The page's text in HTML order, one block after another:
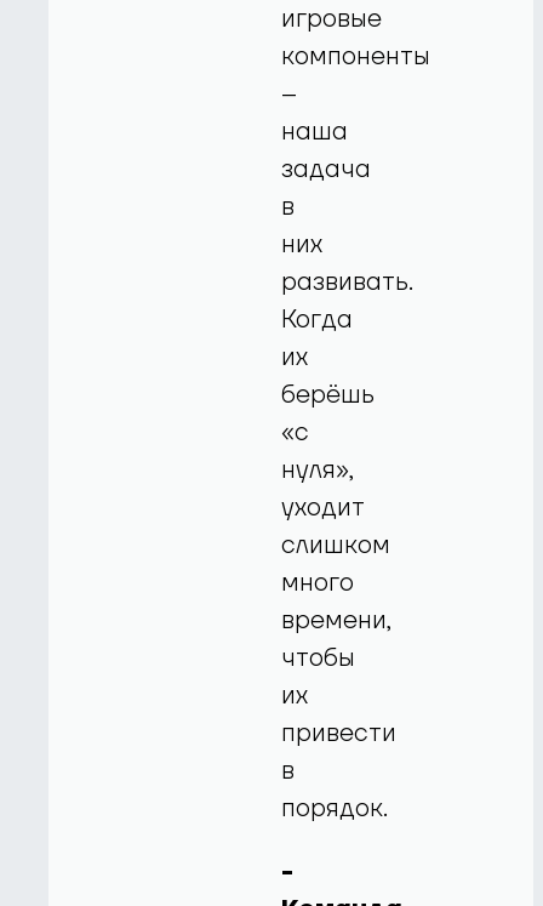
игровые
компоненты
–
наша
задача
в
них
развивать.
Когда
их
берёшь
«с
нуля»,
уходит
слишком
много
времени,
чтобы
их
привести
в
порядок.
-